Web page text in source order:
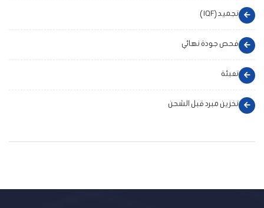
تجميد (IQF)
فحص جودة نهائي
تعبئة
تخزين مبرد قبل الشحن